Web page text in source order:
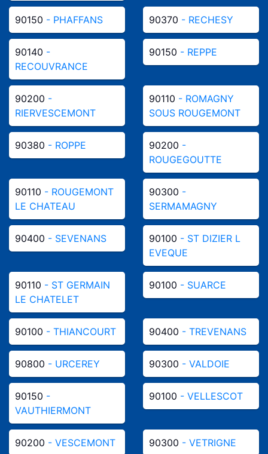
90150 - PHAFFANS 90370 - RECHESY
90140 -
RECOUVRANCE
90150 - REPPE
90200 -
RIERVESCEMONT
90110 - ROMAGNY
SOUS ROUGEMONT
90380 - ROPPE 90200 -
ROUGEGOUTTE
90110 - ROUGEMONT
LE CHATEAU
90300 -
SERMAMAGNY
90400 - SEVENANS 90100 - ST DIZIER L
EVEQUE
90110 - ST GERMAIN
LE CHATELET
90100 - SUARCE
90100 - THIANCOURT 90400 - TREVENANS
90800 - URCEREY 90300 - VALDOIE
90150 -
VAUTHIERMONT
90100 - VELLESCOT
90200 - VESCEMONT 90300 - VETRIGNE